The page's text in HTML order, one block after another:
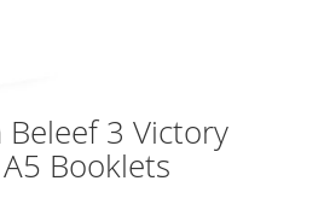
3 Victory
Booklets